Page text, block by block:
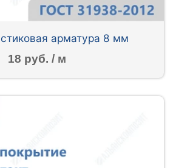
арматура 8 мм
18 руб. / м